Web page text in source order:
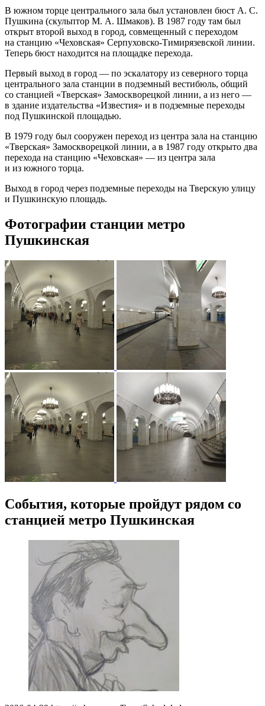
В южном торце центрального зала был установлен бюст А. С.
Пушкина (скульптор М. А. Шмаков). В 1987 году там был
открыт второй выход в город, совмещенный с переходом
на станцию «Чеховская» Серпуховско-Тимирязевской линии.
Теперь бюст находится на площадке перехода.
Первый выход в город — по эскалатору из северного торца
центрального зала станции в подземный вестибюль, общий
со станцией «Тверская» Замоскворецкой линии, а из него —
в здание издательства «Известия» и в подземные переходы
под Пушкинской площадью.
В 1979 году был сооружен переход из центра зала на станцию
«Тверская» Замоскворецкой линии, а в 1987 году открыто два
перехода на станцию «Чеховская» — из центра зала
и из южного торца.
Выход в город через подземные переходы на Тверскую улицу
и Пушкинскую площадь.
Фотографии станции метро
Пушкинская
События, которые пройдут рядом со
станцией метро Пушкинская